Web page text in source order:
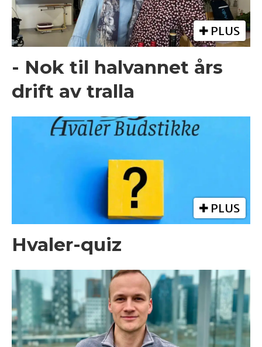
PLUS
- Nok til halvannet års
drift av tralla
PLUS
Hvaler-quiz